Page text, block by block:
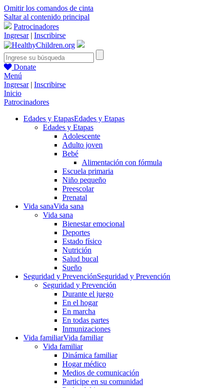
Omitir los comandos de cinta
Saltar al contenido principal
Patrocinadores
Ingresar| Inscribirse
Donate
Menú
Ingresar| Inscribirse
Inicio
Patrocinadores
Edades y EtapasEdades y Etapas
Edades y Etapas
Adolescente
Adulto joven
Bebé
Alimentación con fórmula
Escuela primaria
Niño pequeño
Preescolar
Prenatal
Vida sanaVida sana
Vida sana
Bienestar emocional
Deportes
Estado físico
Nutrición
Salud bucal
Sueño
Seguridad y PrevenciónSeguridad y Prevención
Seguridad y Prevención
Durante el juego
En el hogar
En marcha
En todas partes
Inmunizaciones
Vida familiarVida familiar
Vida familiar
Dinámica familiar
Hogar médico
Medios de comunicación
Participe en su comunidad